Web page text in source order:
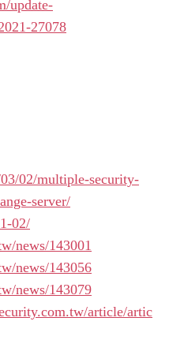
update-
27078
02/multiple-security-
server/
02/
news/143001
news/143056
news/143079
article/artic